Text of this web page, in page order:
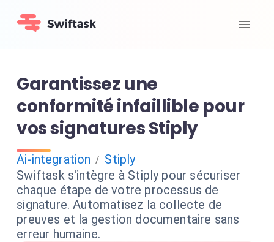
Garantissez une
conformité infaillible pour
vos signatures Stiply
Ai-integration / Stiply
Swiftask s'intègre à Stiply pour sécuriser
chaque étape de votre processus de
signature. Automatisez la collecte de
preuves et la gestion documentaire sans
erreur humaine.